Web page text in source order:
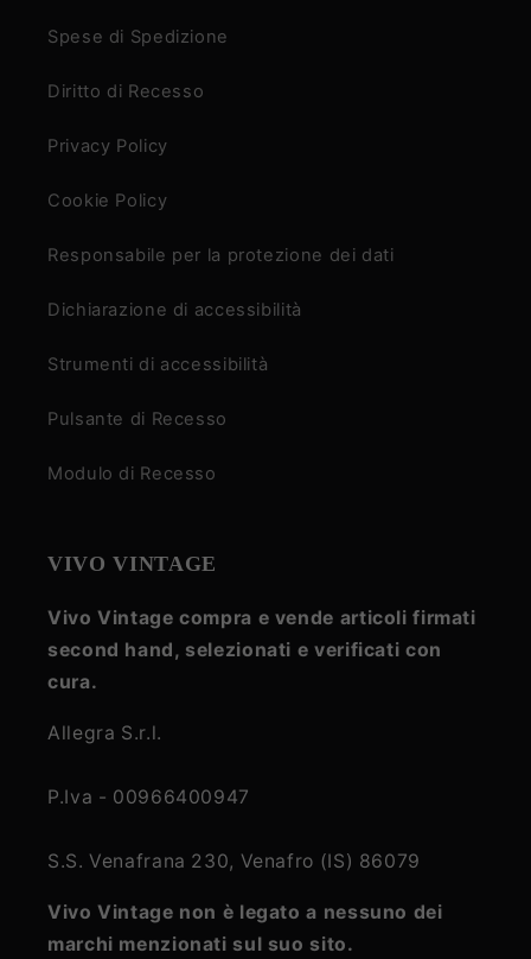
Spese di Spedizione
Diritto di Recesso
Privacy Policy
Cookie Policy
Responsabile per la protezione dei dati
Dichiarazione di accessibilità
Strumenti di accessibilità
Pulsante di Recesso
Modulo di Recesso
VIVO VINTAGE
Vivo Vintage compra e vende articoli firmati
second hand, selezionati e verificati con
cura.
Allegra S.r.l.
P.Iva - 00966400947
S.S. Venafrana 230, Venafro (IS) 86079
Vivo Vintage non è legato a nessuno dei
marchi menzionati sul suo sito.